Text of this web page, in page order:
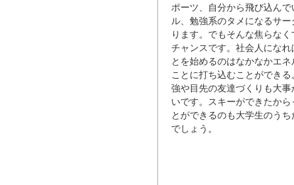
ポーツ、自分から飛び込ん
ル、勉強系のタメになるサ
ります。でもそんな焦らな
チャンスです。社会人にな
とを始めるのはなかなかエ
ことに打ち込むことができ
強や目先の友達づくりも大
いです。スキーができたか
とができるのも大学生のう
でしょう。